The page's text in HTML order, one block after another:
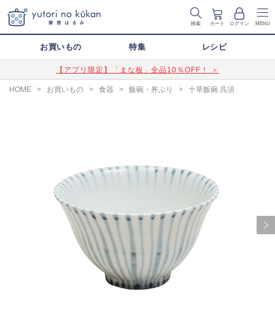
検索 カート ログイン MENU
お買いもの 特集 レシピ
【アプリ限定】「まな板」全品10％OFF！ ＞
HOME > お買いもの > 食器 > 飯碗・丼ぶり > 十草飯碗 呉須
Next